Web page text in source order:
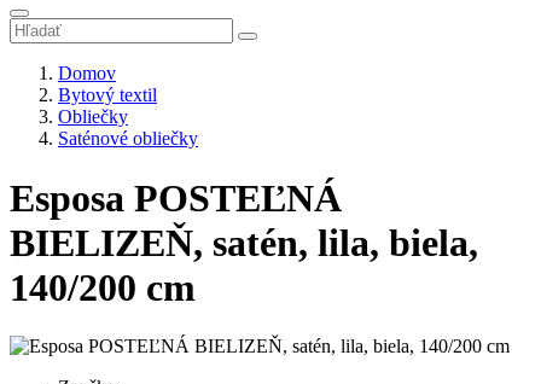
Domov
Bytový textil
Obliečky
Saténové obliečky
Esposa POSTEĽNÁ
BIELIZEŇ, satén, lila, biela,
140/200 cm